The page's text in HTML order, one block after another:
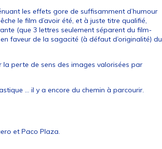
les effets gore de suffisamment d’humour
le film d’avoir été, et à juste titre qualifié,
(que 3 lettres seulement séparent du film-
faveur de la sagacité (à défaut d’originalité) du
la perte de sens des images valorisées par
… il y a encore du chemin à parcourir.
et Paco Plaza.